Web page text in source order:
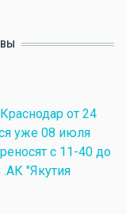
от 24
уже 08 июля
с 11-40 до
"Якутия